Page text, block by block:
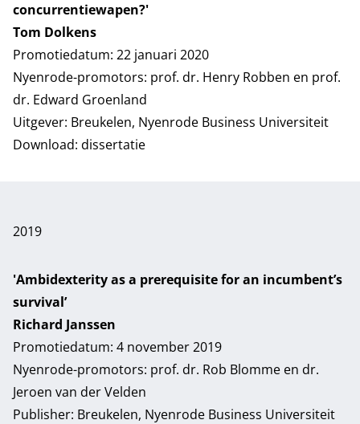
concurrentiewapen?'
Tom Dolkens
Promotiedatum: 22 januari 2020
Nyenrode-promotors: prof. dr. Henry Robben en prof.
dr. Edward Groenland
Uitgever: Breukelen, Nyenrode Business Universiteit
Download: dissertatie
2019
'Ambidexterity as a prerequisite for an incumbent’s
survival’
Richard Janssen
Promotiedatum: 4 november 2019
Nyenrode-promotors: prof. dr. Rob Blomme en dr.
Jeroen van der Velden
Publisher: Breukelen, Nyenrode Business Universiteit